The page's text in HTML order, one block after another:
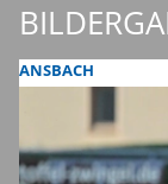
ANSBACH